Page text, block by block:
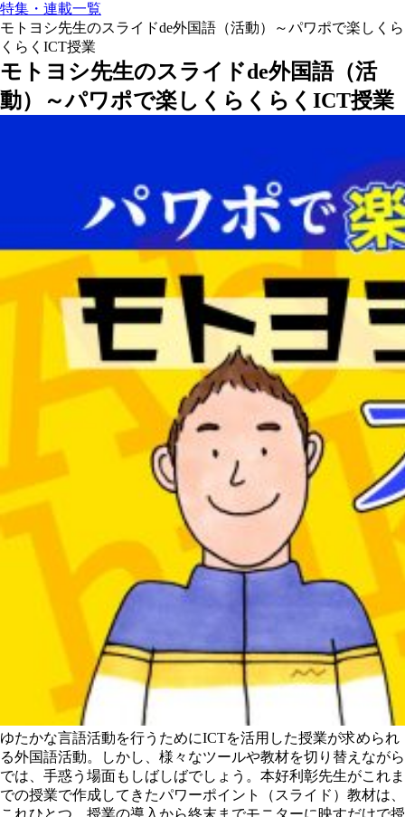
特集・連載一覧
モトヨシ先生のスライドde外国語（活動）～パワポで楽しくら
くらくICT授業
モトヨシ先生のスライドde外国語（活
動）～パワポで楽しくらくらくICT授業
ゆたかな言語活動を行うためにICTを活用した授業が求められ
る外国語活動。しかし、様々なツールや教材を切り替えながら
では、手惑う場面もしばしばでしょう。本好利彰先生がこれま
での授業で作成してきたパワーポイント（スライド）教材は、
これひとつ、授業の導入から終末までモニターに映すだけで授